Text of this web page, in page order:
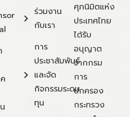
ร่วมงาน
กับเรา
การ
ประชาสัมพันธ์
และจัด
กิจกรรมระดม
ทุน
ศุภนิมิตแห่ง
ประเทศไทย
ได้รับ
อนุญาต
จากกรม
การ
ปกครอง
กระทรวง